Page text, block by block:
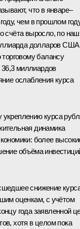
что в январе–
чем в прошлом
счёта выросло, по
долларов США
балансу
36,3 миллиардов
ослабления курса
курса
динамика
более
объёма
снижение
оценкам, с учётом
года заявленной
хотя в целом пока